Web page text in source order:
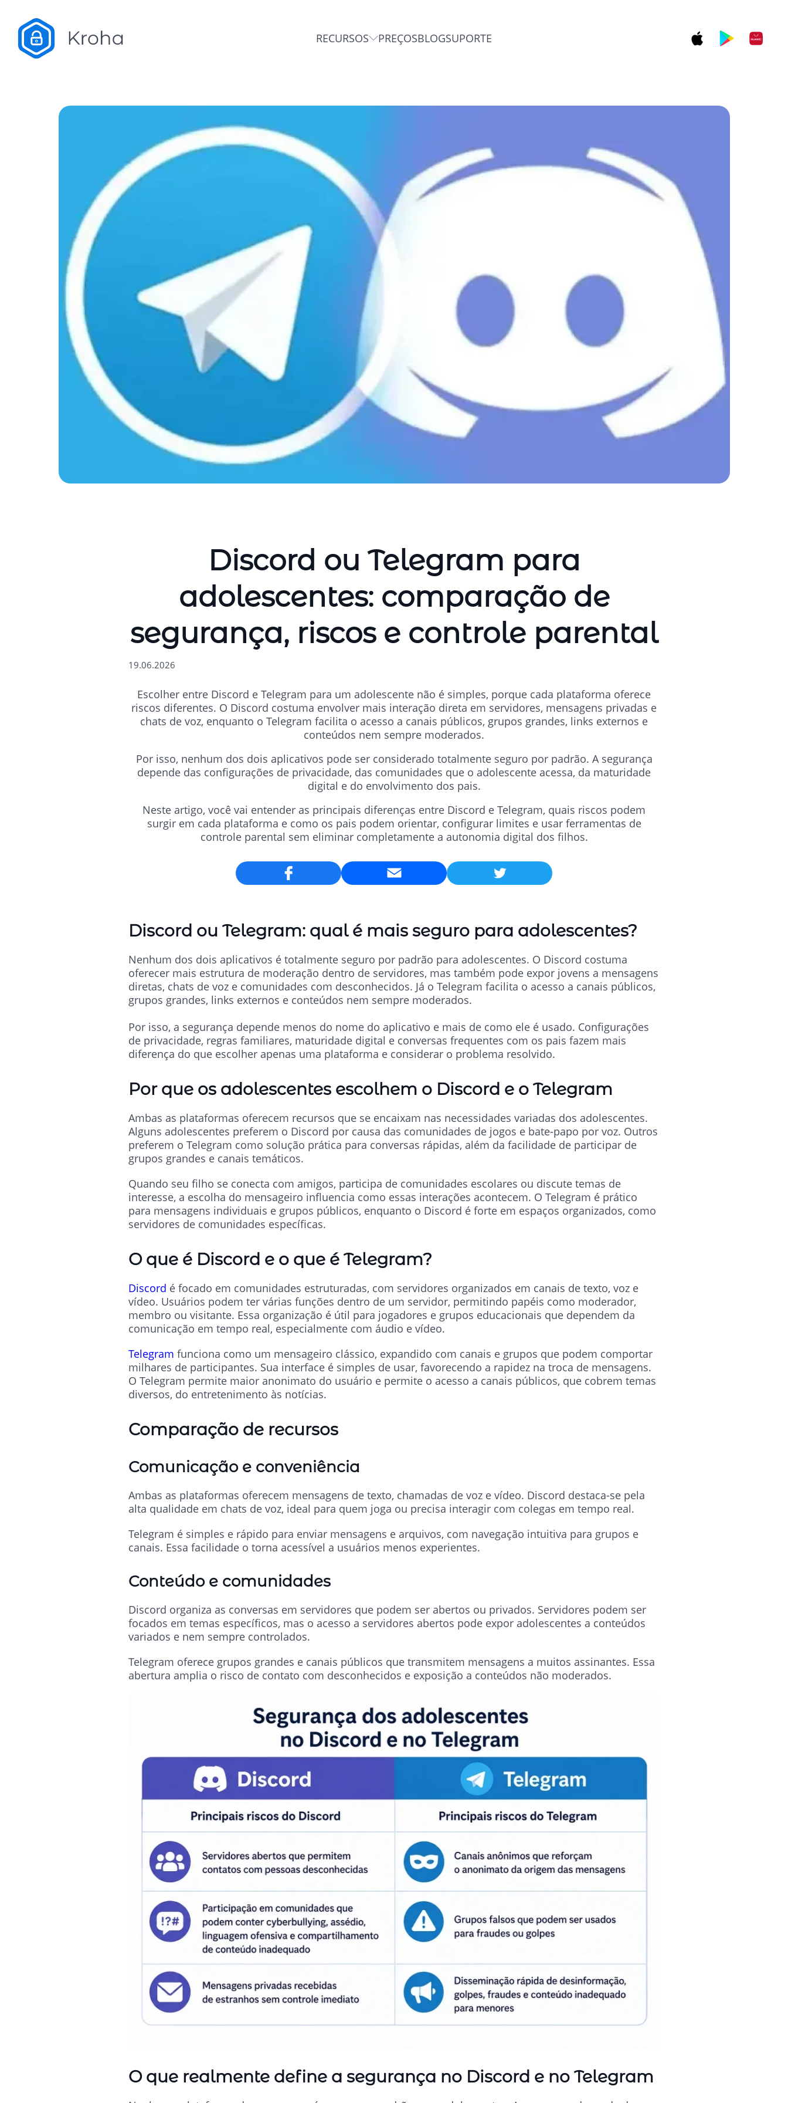
RECURSOS PREÇOSBLOGSUPORTE
Discord ou Telegram para
adolescentes: comparação de
segurança, riscos e controle parental
19.06.2026
Escolher entre Discord e Telegram para um adolescente não é simples, porque cada plataforma oferece
riscos diferentes. O Discord costuma envolver mais interação direta em servidores, mensagens privadas e
chats de voz, enquanto o Telegram facilita o acesso a canais públicos, grupos grandes, links externos e
conteúdos nem sempre moderados.
Por isso, nenhum dos dois aplicativos pode ser considerado totalmente seguro por padrão. A segurança
depende das configurações de privacidade, das comunidades que o adolescente acessa, da maturidade
digital e do envolvimento dos pais.
Neste artigo, você vai entender as principais diferenças entre Discord e Telegram, quais riscos podem
surgir em cada plataforma e como os pais podem orientar, configurar limites e usar ferramentas de
controle parental sem eliminar completamente a autonomia digital dos filhos.
Email
Discord ou Telegram: qual é mais seguro para adolescentes?
Nenhum dos dois aplicativos é totalmente seguro por padrão para adolescentes. O Discord costuma
oferecer mais estrutura de moderação dentro de servidores, mas também pode expor jovens a mensagens
diretas, chats de voz e comunidades com desconhecidos. Já o Telegram facilita o acesso a canais públicos,
grupos grandes, links externos e conteúdos nem sempre moderados.
Por isso, a segurança depende menos do nome do aplicativo e mais de como ele é usado. Configurações
de privacidade, regras familiares, maturidade digital e conversas frequentes com os pais fazem mais
diferença do que escolher apenas uma plataforma e considerar o problema resolvido.
Por que os adolescentes escolhem o Discord e o Telegram
Ambas as plataformas oferecem recursos que se encaixam nas necessidades variadas dos adolescentes.
Alguns adolescentes preferem o Discord por causa das comunidades de jogos e bate-papo por voz. Outros
preferem o Telegram como solução prática para conversas rápidas, além da facilidade de participar de
grupos grandes e canais temáticos.
Quando seu filho se conecta com amigos, participa de comunidades escolares ou discute temas de
interesse, a escolha do mensageiro influencia como essas interações acontecem. O Telegram é prático
para mensagens individuais e grupos públicos, enquanto o Discord é forte em espaços organizados, como
servidores de comunidades específicas.
O que é Discord e o que é Telegram?
Discord é focado em comunidades estruturadas, com servidores organizados em canais de texto, voz e
vídeo. Usuários podem ter várias funções dentro de um servidor, permitindo papéis como moderador,
membro ou visitante. Essa organização é útil para jogadores e grupos educacionais que dependem da
comunicação em tempo real, especialmente com áudio e vídeo.
Telegram funciona como um mensageiro clássico, expandido com canais e grupos que podem comportar
milhares de participantes. Sua interface é simples de usar, favorecendo a rapidez na troca de mensagens.
O Telegram permite maior anonimato do usuário e permite o acesso a canais públicos, que cobrem temas
diversos, do entretenimento às notícias.
Comparação de recursos
Comunicação e conveniência
Ambas as plataformas oferecem mensagens de texto, chamadas de voz e vídeo. Discord destaca-se pela
alta qualidade em chats de voz, ideal para quem joga ou precisa interagir com colegas em tempo real.
Telegram é simples e rápido para enviar mensagens e arquivos, com navegação intuitiva para grupos e
canais. Essa facilidade o torna acessível a usuários menos experientes.
Conteúdo e comunidades
Discord organiza as conversas em servidores que podem ser abertos ou privados. Servidores podem ser
focados em temas específicos, mas o acesso a servidores abertos pode expor adolescentes a conteúdos
variados e nem sempre controlados.
Telegram oferece grupos grandes e canais públicos que transmitem mensagens a muitos assinantes. Essa
abertura amplia o risco de contato com desconhecidos e exposição a conteúdos não moderados.
O que realmente define a segurança no Discord e no Telegram